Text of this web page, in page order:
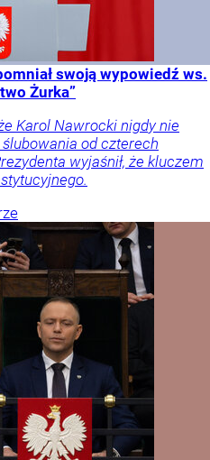
swoją wypowiedź ws.
Żurka”
Karol Nawrocki nigdy nie
od czterech
wyjaśnił, że kluczem